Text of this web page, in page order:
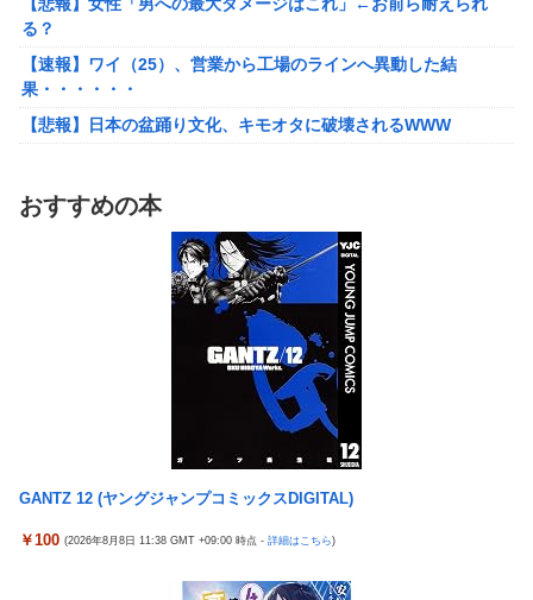
【悲報】坂口杏里を家に住ませてあげた結果ｗｗｗｗ
【朗報】Vtuber界、新たなる『弱男の姫』が爆誕ｗｗｗｗｗｗｗ
ｗｗｗｗ
【悲報】30代女性「クソッ！特殊詐欺でお金取られた…」
「FF10の名シーン」←思い浮かべたもの
台風13号のルート、ほぼ確定する
TBS新人アナ ブラチラ、お尻くっきり、Y字開脚！！
【重音テト】コナミデフォルメフィギュア「重音テト 通常衣装
Ver.」「重音テト SV衣装Ver.」【彩色原型公開】
ホビーサクラ「真の点P 私服Ver.」美少女フィギュア【予約開
【宇崎ちゃんは遊びたい！】BiCute Bunnies Figure「宇崎花」
「宇崎月」メタリックパープルver. プライズフィギュア【ラウン
ドワン限定で展開決定】
だわ！
【艦これ】ひみつの通り道 他
【悲報】女性「男への最大ダメージはこれ」←お前ら耐えられ
る？
【速報】ワイ（25）、営業から工場のラインへ異動した結
果・・・・・・
【悲報】日本の盆踊り文化、キモオタに破壊されるWWW
【艦これ】でもイベントのたびに思うんだ 空母機動部隊ってクソ
【艦これ】ひみつの通り道 他
【艦これ】ナマケモノアガノウサギ 他
ジャングリア沖縄「3万円です」←ディズニー超えの強気価格ｗ
佐藤二朗、橋本愛との騒動で主演映画が完全白紙へｗｗｗｗｗ
ひろゆき「出馬する気ないから話さなかった」妻「それでも不誠
実だろ」→離婚協議へｗｗｗｗｗ
大竹しのぶ「戦争放棄の国であり続けよう」←この投稿が話題に
【悲報】瀬戸環奈がスタイルよすぎて一般男性が隣に並ぶとチン
おすすめの本
GANTZ 12 (ヤングジャンプコミックスDIGITAL)
￥100 (2026年8月8日 11:38 GMT +09:00 時点 - 詳細はこちら)